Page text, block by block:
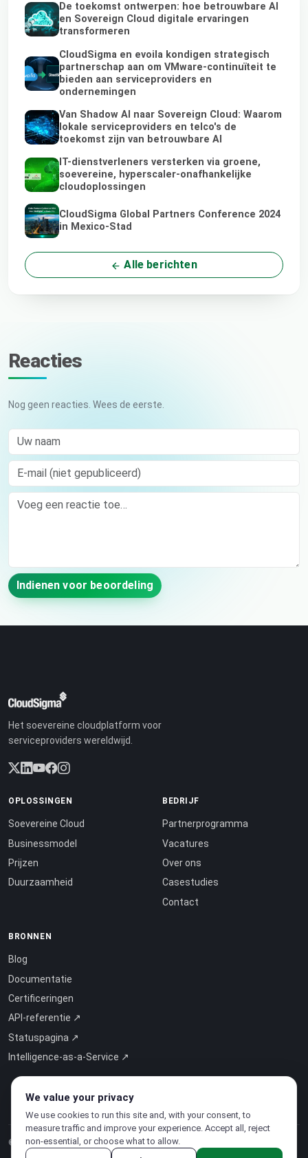
De toekomst ontwerpen: hoe betrouwbare AI
en Sovereign Cloud digitale ervaringen
transformeren
CloudSigma en evoila kondigen strategisch
partnerschap aan om VMware-continuïteit te
bieden aan serviceproviders en
ondernemingen
Van Shadow AI naar Sovereign Cloud: Waarom
lokale serviceproviders en telco's de
toekomst zijn van betrouwbare AI
IT-dienstverleners versterken via groene,
soevereine, hyperscaler-onafhankelijke
cloudoplossingen
CloudSigma Global Partners Conference 2024
in Mexico-Stad
Alle berichten
Reacties
Nog geen reacties. Wees de eerste.
Uw naam
E-mail (niet gepubliceerd)
Comment
Indienen voor beoordeling
Het soevereine cloudplatform voor
serviceproviders wereldwijd.
OPLOSSINGEN
Soevereine Cloud
Businessmodel
Prijzen
Duurzaamheid
BEDRIJF
Partnerprogramma
Vacatures
Over ons
Casestudies
Contact
BRONNEN
Blog
Documentatie
Certificeringen
API-referentie ↗
Statuspagina ↗
Intelligence-as-a-Service ↗
© 2026 CloudSigma Holding AG.Alle rechten voorbehouden
We value your privacy
We use cookies to run this site and, with your consent, to
measure traffic and improve your experience. Accept all, reject
non-essential, or choose what to allow.